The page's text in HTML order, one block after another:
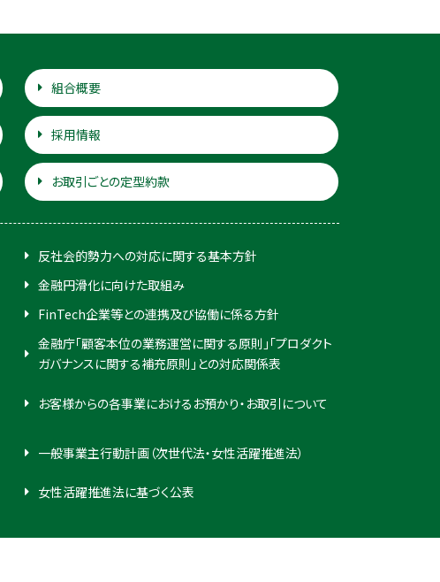
組合概要
採用情報
お取引ごとの定型約款
反社会的勢力への対応に関する基本方針
金融円滑化に向けた取組み
FinTech企業等との連携及び協働に係る方針
金融庁「顧客本位の業務運営に関する原則」「プロダクト
ガバナンスに関する補充原則」との対応関係表
お客様からの各事業におけるお預かり・お取引について
一般事業主行動計画（次世代法・女性活躍推進法）
女性活躍推進法に基づく公表